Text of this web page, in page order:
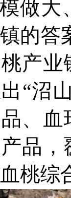
做大
的答
产业
“沼
、血
品
桃综